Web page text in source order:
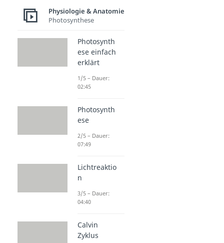
Physiologie & Anatomie
Photosynthese
Photosynth
ese einfach
erklärt
1/5 – Dauer:
02:45
Photosynth
ese
2/5 – Dauer:
07:49
Lichtreaktio
n
3/5 – Dauer:
04:40
Calvin
Zyklus